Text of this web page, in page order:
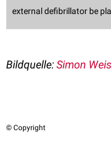
external defibrillator be
Bildquelle:Simon
© Copyright